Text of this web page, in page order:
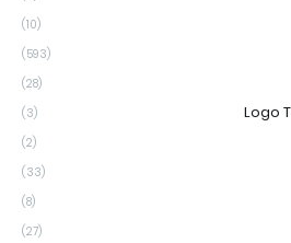
(10)
(593)
(28)
Logo
(3)
(2)
(33)
(8)
(27)